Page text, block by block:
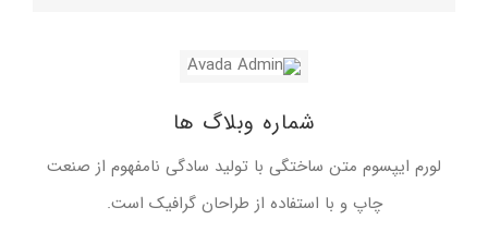
شماره وبلاگ ها
لورم ایپسوم متن ساختگی با تولید سادگی نامفهوم از صنعت
چاپ و با استفاده از طراحان گرافیک است.